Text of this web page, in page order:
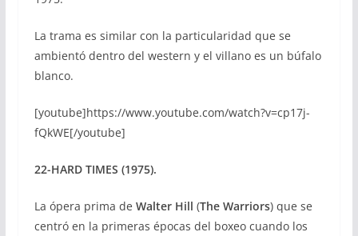
La trama es similar con la particularidad que se
ambientó dentro del western y el villano es un búfalo
blanco.
[youtube]https://www.youtube.com/watch?v=cp17j-
fQkWE[/youtube]
22-HARD TIMES (1975).
La ópera prima de Walter Hill (The Warriors) que se
centró en la primeras épocas del boxeo cuando los